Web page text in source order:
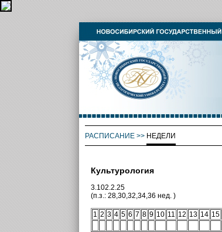
РАСПИСАНИЕ>> НЕДЕЛИ
Культурология
3.102.2.25
(п.з.: 28,30,32,34,36 нед. )
1 2 3 4 5 6 7 8 9 10 11 12 13 14 15